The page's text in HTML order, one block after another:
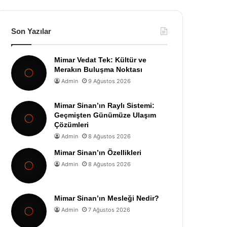
Son Yazılar
Mimar Vedat Tek: Kültür ve
Merakın Buluşma Noktası
Admin 9 Ağustos 2026
Mimar Sinan’ın Raylı Sistemi:
Geçmişten Günümüze Ulaşım
Çözümleri
Admin 8 Ağustos 2026
Mimar Sinan’ın Özellikleri
Admin 8 Ağustos 2026
Mimar Sinan’ın Mesleği Nedir?
Admin 7 Ağustos 2026